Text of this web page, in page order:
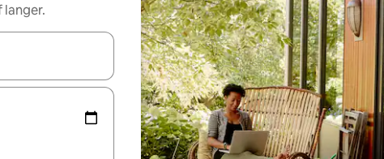
langer.
zijn, maak je een keuze met je de pijltjestoetsen omhoog en